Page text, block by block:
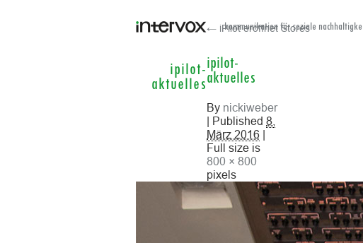
ipilot-
aktuelles
kommunikation für soziale
← iPilot eröffnet Stores
ipilot-
aktuelles
By nickiweber
| Published 8.
März 2016 |
Full size is
800 × 800
pixels